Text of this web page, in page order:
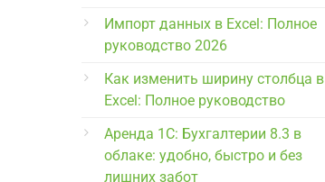
Импорт данных в Excel: Полное
руководство 2026
Как изменить ширину столбца в
Excel: Полное руководство
Аренда 1С: Бухгалтерии 8.3 в
облаке: удобно, быстро и без
лишних забот